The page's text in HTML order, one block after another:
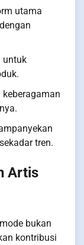
utama
untuk
tren.
Artis
bukan
kontribusi